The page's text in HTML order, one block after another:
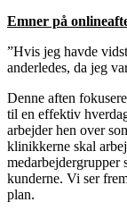
Emner på
”Hvis jeg havde
anderledes, da jeg
Denne aften
til en effektiv
arbejder hen over
klinikkerne skal
medarbejdergrupper
kunderne. Vi ser
plan.